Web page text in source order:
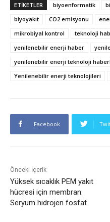
ETIKETLER biyoenformatik
biyoyakıt
CO2 emisyonu
mikrobiyal kontrol
teknoloji
yenilenebilir enerji haber
yenilenebilir enerji teknoloji
Yenilenebilir enerji teknolojileri
Facebook
Önceki İçerik
Yüksek sıcaklık PEM yakıt
hücresi için membran:
Seryum hidrojen fosfat